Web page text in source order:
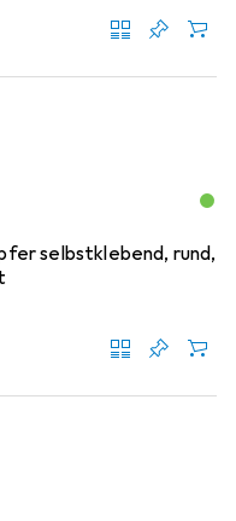
selbstklebend, rund,